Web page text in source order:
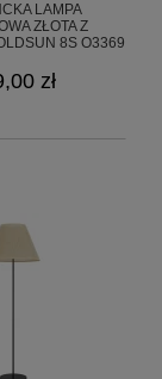
LAMPA
ZŁOTA Z
8S O3369
zł